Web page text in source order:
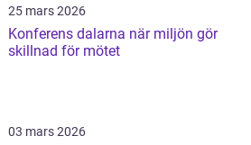
25 mars 2026
Konferens dalarna när miljön gör
skillnad för mötet
03 mars 2026